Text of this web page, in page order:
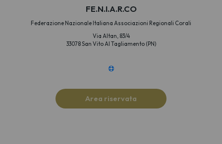
FE.N.I.A.R.CO
Federazione Nazionale Italiana Associazioni Regionali Corali
Via Altan, 83/4
33078 San Vito Al Tagliamento (PN)
Area riservata